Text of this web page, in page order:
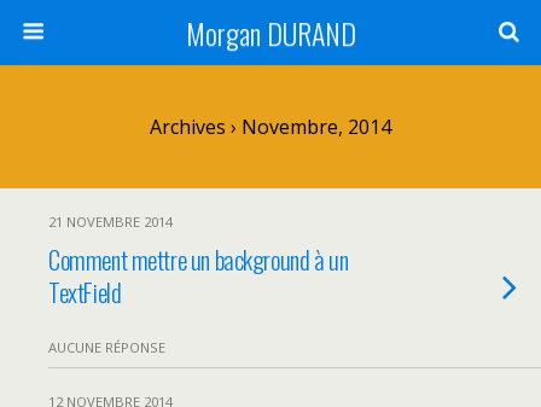
Morgan DURAND
Archives › Novembre, 2014
21 NOVEMBRE 2014
Comment mettre un background à un
TextField
AUCUNE RÉPONSE
12 NOVEMBRE 2014